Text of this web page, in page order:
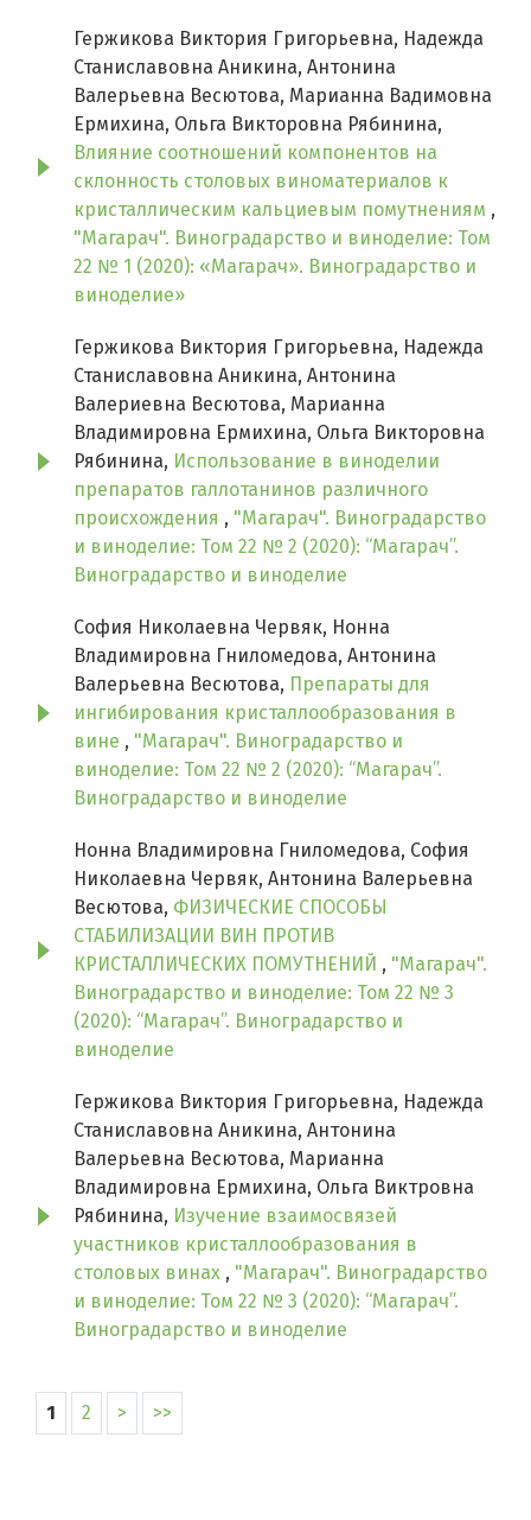
Гержикова Виктория Григорьевна, Надежда
Станиславовна Аникина, Антонина
Валерьевна Весютова, Марианна Вадимовна
Ермихина, Ольга Викторовна Рябинина,
Влияние соотношений компонентов на
склонность столовых виноматериалов к
кристаллическим кальциевым помутнениям ,
"Магарач". Виноградарство и виноделие: Том
22 № 1 (2020): «Магарач». Виноградарство и
виноделие»
Гержикова Виктория Григорьевна, Надежда
Станиславовна Аникина, Антонина
Валериевна Весютова, Марианна
Владимировна Ермихина, Ольга Викторовна
Рябинина, Использование в виноделии
препаратов галлотанинов различного
происхождения , "Магарач". Виноградарство
и виноделие: Том 22 № 2 (2020): “Магарач”.
Виноградарство и виноделие
София Николаевна Червяк, Нонна
Владимировна Гниломедова, Антонина
Валерьевна Весютова, Препараты для
ингибирования кристаллообразования в
вине , "Магарач". Виноградарство и
виноделие: Том 22 № 2 (2020): “Магарач”.
Виноградарство и виноделие
Нонна Владимировна Гниломедова, София
Николаевна Червяк, Антонина Валерьевна
Весютова, ФИЗИЧЕСКИЕ СПОСОБЫ
СТАБИЛИЗАЦИИ ВИН ПРОТИВ
КРИСТАЛЛИЧЕСКИХ ПОМУТНЕНИЙ , "Магарач".
Виноградарство и виноделие: Том 22 № 3
(2020): “Магарач”. Виноградарство и
виноделие
Гержикова Виктория Григорьевна, Надежда
Станиславовна Аникина, Антонина
Валерьевна Весютова, Марианна
Владимировна Ермихина, Ольга Виктровна
Рябинина, Изучение взаимосвязей
участников кристаллообразования в
столовых винах , "Магарач". Виноградарство
и виноделие: Том 22 № 3 (2020): “Магарач”.
Виноградарство и виноделие
1 2 > >>